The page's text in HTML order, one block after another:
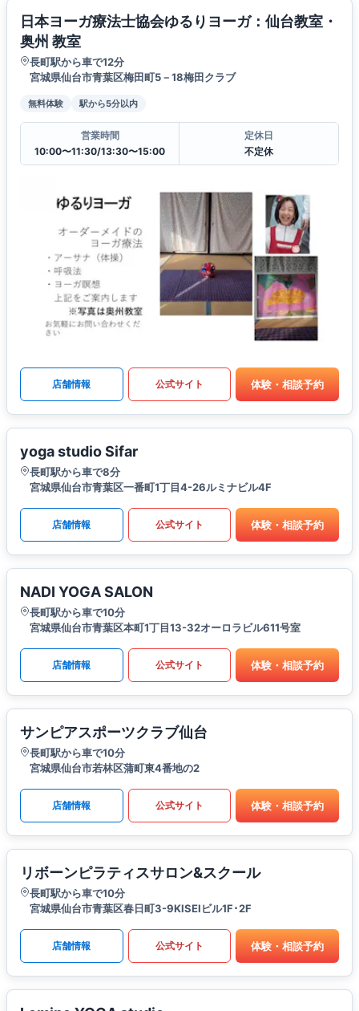
日本ヨーガ療法士協会ゆるりヨーガ：仙台教室・
奥州 教室
長町駅から車で12分
宮城県仙台市青葉区梅田町5－18梅田クラブ
無料体験 駅から5分以内
営業時間
10:00〜11:30/13:30〜15:00
定休日
不定休
店舗情報 公式サイト 体験・相談予約
yoga studio Sifar
長町駅から車で8分
宮城県仙台市青葉区一番町1丁目4-26ルミナビル4F
店舗情報 公式サイト 体験・相談予約
NADI YOGA SALON
長町駅から車で10分
宮城県仙台市青葉区本町1丁目13-32オーロラビル611号室
店舗情報 公式サイト 体験・相談予約
サンピアスポーツクラブ仙台
長町駅から車で10分
宮城県仙台市若林区蒲町東4番地の2
店舗情報 公式サイト 体験・相談予約
リボーンピラティスサロン&スクール
長町駅から車で10分
宮城県仙台市青葉区春日町3-9KISEIビル1F･2F
店舗情報 公式サイト 体験・相談予約